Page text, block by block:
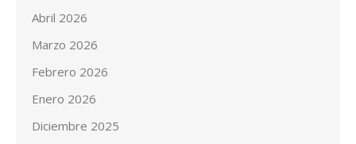
Abril 2026
Marzo 2026
Febrero 2026
Enero 2026
Diciembre 2025